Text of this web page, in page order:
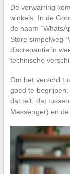
De verwarring
winkels. In de
de naam
Store simpelweg
discrepantie in
technische
Om het verschil
goed te
dat telt: dat
Messenger) en